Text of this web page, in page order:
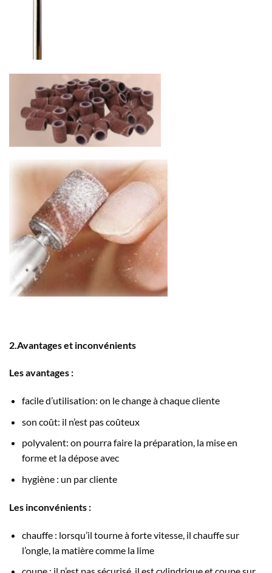
2.Avantages et inconvénients
Les avantages :
facile d’utilisation: on le change à chaque cliente
son coût: il n’est pas coûteux
polyvalent: on pourra faire la préparation, la mise en
forme et la dépose avec
hygiène : un par cliente
Les inconvénients :
chauffe : lorsqu’il tourne à forte vitesse, il chauffe sur
l’ongle, la matière comme la lime